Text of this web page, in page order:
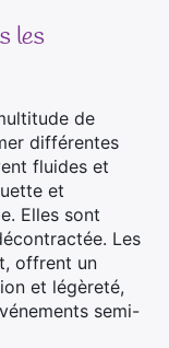
les
de
différentes
fluides et
et
Elles sont
Les
offrent un
et légèreté,
semi-